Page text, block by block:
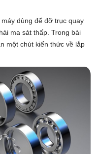
dùng để đỡ trục quay
ma sát thấp. Trong bài
một chút kiến thức về lắp